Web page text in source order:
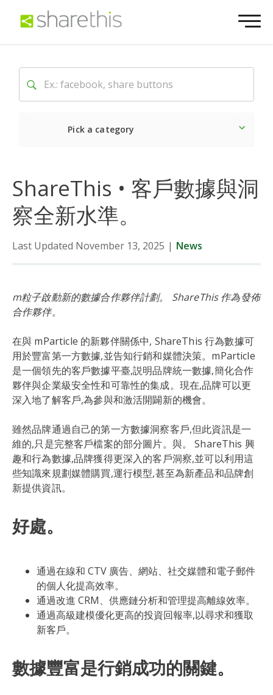
Pick a category
Social
Data
Trends
News
ShareThis • 客戶數據與洞
察全新水準。
Last Updated November 13, 2025 | News
m粒子啟動新的數據合作夥伴計劃。 ShareThis 作為發佈
合作夥伴。
在與 mParticle 的新夥伴關係中, ShareThis 行為數據可
用於豐富第一方數據,並告知行銷和媒體決策。mParticle
是一個領先的客戶數據平臺,説明品牌統一數據,簡化合作
夥伴與企業級安全性和可靠性的集成。現在,品牌可以更
深入地了解客戶,為參與和激活開闢新的機會。
雖然品牌通過自己的第一方數據洞察客戶,但此資訊是一
維的,只是完整客戶檔案的部分圖片。與。 ShareThis 興
趣和行為數據,品牌獲得更深入的客戶洞察,並可以利用這
些知識來規劃媒體購買,運行模型,甚至為新產品和品牌創
新提供資訊。
好處。
通過在線和 CTV 廣告、網站、社交媒體和電子郵件
的個人化提高效率。
通過改進 CRM、供應鏈分析和管理提高離線效率。
通過高級建模優化更高的投資回報率,以尋求和獲取
新客戶。
數據豐富是行銷成功的關鍵。